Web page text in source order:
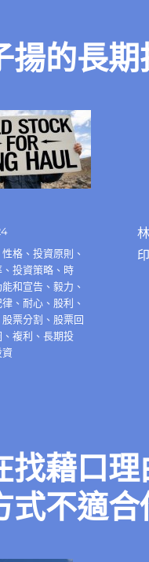
揚的長
性格 、投資原則 、
、投資策略 、 時
和宣告 、毅力 、
律 、耐心 、 股利 、
股票分割 、 股票回
、複利 、長期投
資
找藉口
式不適合